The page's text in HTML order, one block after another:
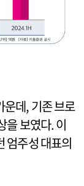
운데, 기존 브로
을 보였다. 이
엄주성 대표의